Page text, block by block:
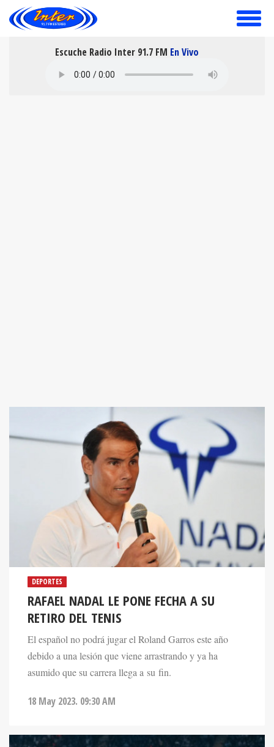
toggle
Escuche Radio Inter 91.7 FM En Vivo
DEPORTES
RAFAEL NADAL LE PONE FECHA A SU
RETIRO DEL TENIS
El español no podrá jugar el Roland Garros este año
debido a una lesión que viene arrastrando y ya ha
asumido que su carrera llega a su fin.
18 May 2023. 09:30 AM